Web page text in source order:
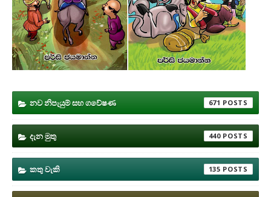
නව නිපැයුම් සහ ගවේෂණ 671
දැන මුතු 440
කතු වැකි 135